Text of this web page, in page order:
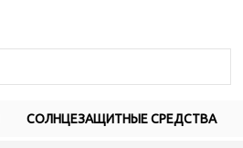
СОЛНЦЕЗАЩИТНЫЕ СРЕДСТВА